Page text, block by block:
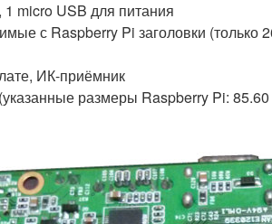
micro USB для питания
с Raspberry Pi заголовки (только
ИК-приёмник
размеры Raspberry Pi: